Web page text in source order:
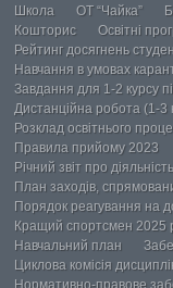
Школа
ОТ “Чайка”
Кошторис
Освітні
Рейтинг досягнень
Навчання в умовах
Завдання для 1-2 курсу
Дистанційна робота (1-3
Розклад освітнього
Правила прийому 2023
Річний звіт про
План заходів,
Порядок реагування на
Кращий спортсмен 2025
Навчальний план
Циклова комісія
Нормативно-правове